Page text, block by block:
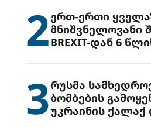
2ერთ-ერთი
მნიშვნელოვანი
BREXIT-დან 6
3რუსმა
ბომბების
უკრაინის ქალაქ